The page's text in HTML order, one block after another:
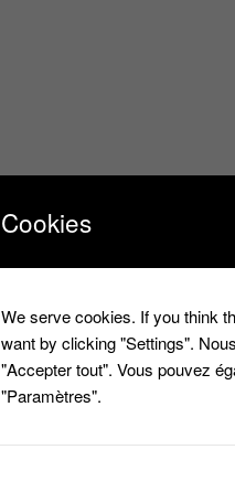
Cookies
We serve cookies. If you think
want by clicking "Settings".
"Accepter tout". Vous pouvez
"Paramètres".